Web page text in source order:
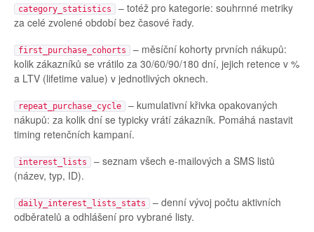
category_statistics
– totéž pro kategorie: souhrnné metriky
za celé zvolené období bez časové řady.
first_purchase_cohorts
– měsíční kohorty prvních nákupů:
kolik zákazníků se vrátilo za 30/60/90/180 dní, jejich retence v %
a LTV (lifetime value) v jednotlivých oknech.
repeat_purchase_cycle
– kumulativní křivka opakovaných
nákupů: za kolik dní se typicky vrátí zákazník. Pomáhá nastavit
timing retenčních kampaní.
interest_lists
– seznam všech e-mailových a SMS listů
(název, typ, ID).
daily_interest_lists_stats
– denní vývoj počtu aktivních
odběratelů a odhlášení pro vybrané listy.